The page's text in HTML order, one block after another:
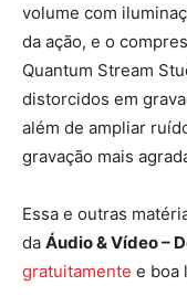
volume com
da ação, e o
Quantum Stream
distorcidos em
além de ampliar
gravação mais
Essa e outras
da Áudio & Vídeo –
gratuitamente e boa